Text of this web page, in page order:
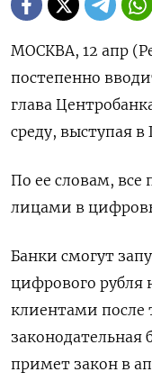
МОСКВА, 12 апр
постепенно
глава
среду, выступая в
По ее словам,
лицами в
Банки смогут
цифрового рубля
клиентами после
законодательная
примет закон в